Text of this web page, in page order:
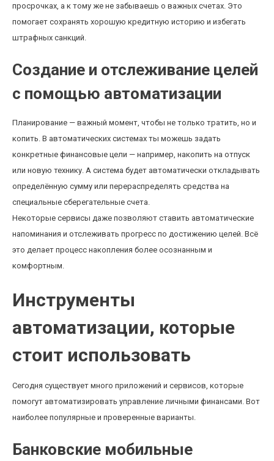
просрочках, а к тому же не забываешь о важных счетах. Это
помогает сохранять хорошую кредитную историю и избегать
штрафных санкций.
Создание и отслеживание целей
с помощью автоматизации
Планирование — важный момент, чтобы не только тратить, но и
копить. В автоматических системах ты можешь задать
конкретные финансовые цели — например, накопить на отпуск
или новую технику. А система будет автоматически откладывать
определённую сумму или перераспределять средства на
специальные сберегательные счета.
Некоторые сервисы даже позволяют ставить автоматические
напоминания и отслеживать прогресс по достижению целей. Всё
это делает процесс накопления более осознанным и
комфортным.
Инструменты
автоматизации, которые
стоит использовать
Сегодня существует много приложений и сервисов, которые
помогут автоматизировать управление личными финансами. Вот
наиболее популярные и проверенные варианты.
Банковские мобильные